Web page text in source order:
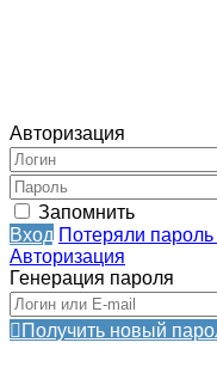
Авторизация
Запомнить
Вход Потеряли пароль
Авторизация
Генерация пароля
Получить новый